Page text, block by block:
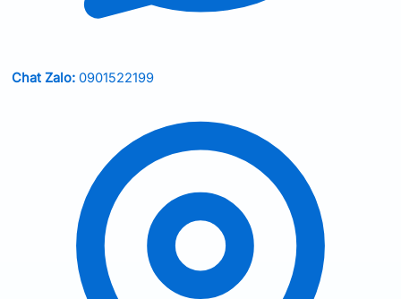
Chat Zalo: 0901522199